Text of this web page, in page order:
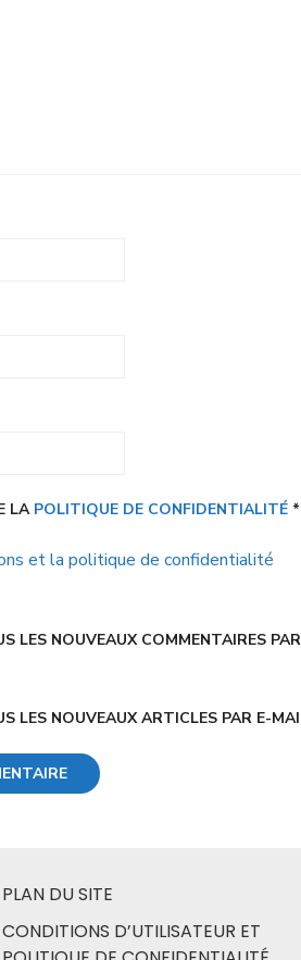
LA POLITIQUE DE CONFIDENTIALITÉ *
et la politique de confidentialité
LES NOUVEAUX COMMENTAIRES
LES NOUVEAUX ARTICLES PAR E-
PLAN DU SITE
CONDITIONS D’UTILISATEUR ET